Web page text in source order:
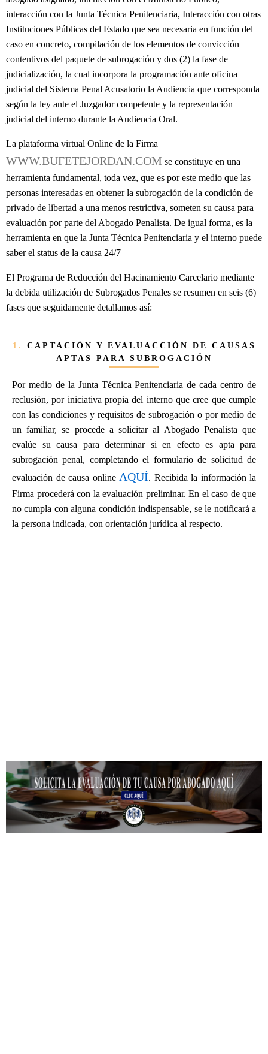
interacción con la Junta Técnica Penitenciaria, Interacción con otras
Instituciones Públicas del Estado que sea necesaria en función del
caso en concreto, compilación de los elementos de convicción
contentivos del paquete de subrogación y dos (2) la fase de
judicialización, la cual incorpora la programación ante oficina
judicial del Sistema Penal Acusatorio la Audiencia que corresponda
según la ley ante el Juzgador competente y la representación
judicial del interno durante la Audiencia Oral.
La plataforma virtual Online de la Firma
WWW.BUFETEJORDAN.COM se constituye en una
herramienta fundamental, toda vez, que es por este medio que las
personas interesadas en obtener la subrogación de la condición de
privado de libertad a una menos restrictiva, someten su causa para
evaluación por parte del Abogado Penalista. De igual forma, es la
herramienta en que la Junta Técnica Penitenciaria y el interno puede
saber el status de la causa 24/7
El Programa de Reducción del Hacinamiento Carcelario mediante
la debida utilización de Subrogados Penales se resumen en seis (6)
fases que seguidamente detallamos así:
1. CAPTACIÓN Y EVALUACCIÓN DE CAUSAS
APTAS PARA SUBROGACIÓN
Por medio de la Junta Técnica Penitenciaria de cada centro de
reclusión, por iniciativa propia del interno que cree que cumple
con las condiciones y requisitos de subrogación o por medio de
un familiar, se procede a solicitar al Abogado Penalista que
evalúe su causa para determinar si en efecto es apta para
subrogación penal, completando el formulario de solicitud de
evaluación de causa online AQUÍ. Recibida la información la
Firma procederá con la evaluación preliminar. En el caso de que
no cumpla con alguna condición indispensable, se le notificará a
la persona indicada, con orientación jurídica al respecto.